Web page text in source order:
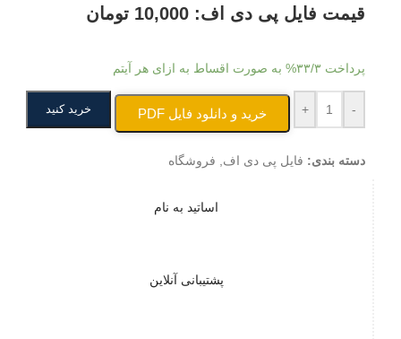
قیمت فایل پی دی اف: 10,000 تومان
پرداخت ۳۳/۳% به صورت اقساط به ازای هر آیتم
-
+ خرید و دانلود فایل PDF خرید کنید
دسته بندی: فایل پی دی اف فروشگاه
اساتید به نام
پشتیبانی آنلاین